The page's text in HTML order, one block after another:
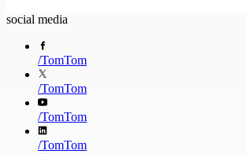
social media
/TomTom
/TomTom
/TomTom
/TomTom